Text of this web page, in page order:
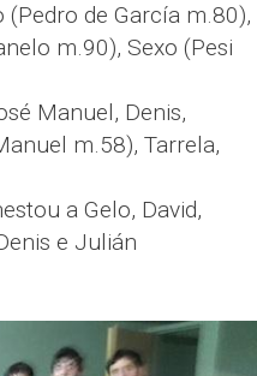
(Pedro de García m.80),
m.90), Sexo (Pesi
Manuel, Denis,
m.58), Tarrela,
a Gelo, David,
e Julián